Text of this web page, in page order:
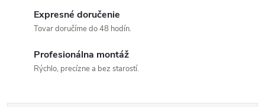
Expresné doručenie
Tovar doručíme do 48 hodín.
Profesionálna montáž
Rýchlo, precízne a bez starostí.